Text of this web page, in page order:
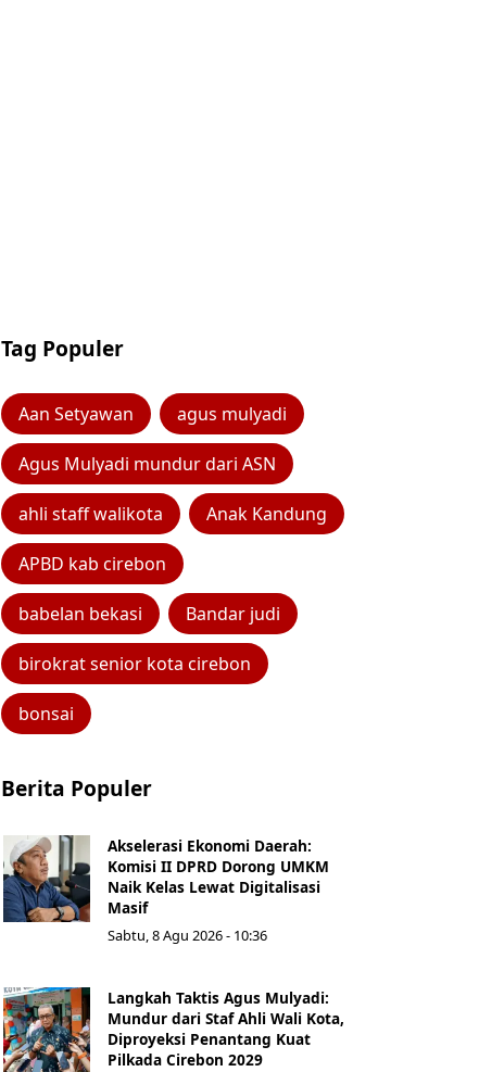
Tag Populer
Aan Setyawan agus mulyadi
Agus Mulyadi mundur dari ASN
ahli staff walikota Anak Kandung
APBD kab cirebon
babelan bekasi Bandar judi
birokrat senior kota cirebon
bonsai
Berita Populer
Akselerasi Ekonomi Daerah:
Komisi II DPRD Dorong UMKM
Naik Kelas Lewat Digitalisasi
Masif
Sabtu, 8 Agu 2026 - 10:36
Langkah Taktis Agus Mulyadi:
Mundur dari Staf Ahli Wali Kota,
Diproyeksi Penantang Kuat
Pilkada Cirebon 2029